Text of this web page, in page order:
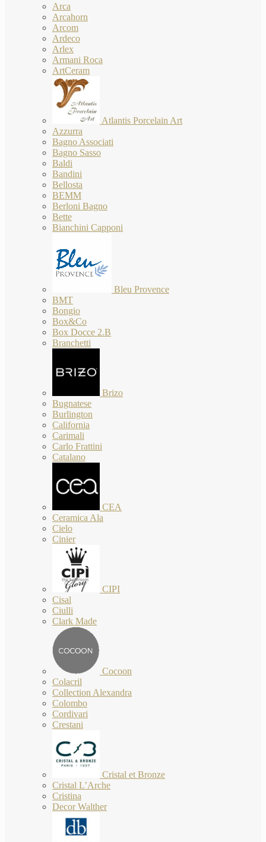
Arca
Arcahorn
Arcom
Ardeco
Arlex
Armani Roca
ArtCeram
Atlantis Porcelain Art
Azzurra
Bagno Associati
Bagno Sasso
Baldi
Bandini
Bellosta
BEMM
Berloni Bagno
Bette
Bianchini Capponi
Bleu Provence
BMT
Bongio
Box&Co
Box Docce 2.B
Branchetti
Brizo
Bugnatese
Burlington
California
Carimali
Carlo Frattini
Catalano
CEA
Ceramica Ala
Cielo
Cinier
CIPI
Cisal
Ciulli
Clark Made
Cocoon
Colacril
Collection Alexandra
Colombo
Cordivari
Crestani
Cristal et Bronze
Cristal L’Arche
Cristina
Decor Walther